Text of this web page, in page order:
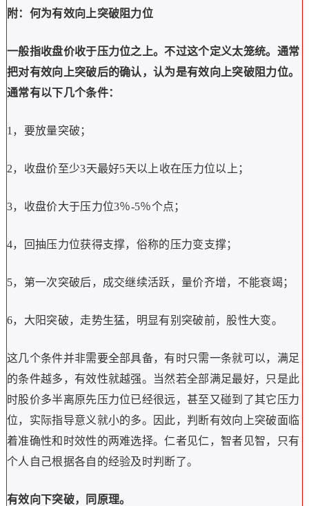
附：何为有效向上突破阻力位
一般指收盘价收于压力位之上。不过这个定义太笼统。通常
把对有效向上突破后的确认，认为是有效向上突破阻力位。
通常有以下几个条件：
1，要放量突破；
2，收盘价至少3天最好5天以上收在压力位以上；
3，收盘价大于压力位3％-5％个点；
4，回抽压力位获得支撑，俗称的压力变支撑；
5，第一次突破后，成交继续活跃，量价齐增，不能衰竭；
6，大阳突破，走势生猛，明显有别突破前，股性大变。
这几个条件并非需要全部具备，有时只需一条就可以，满足
的条件越多，有效性就越强。当然若全部满足最好，只是此
时股价多半离原先压力位已经很远，甚至又碰到了其它压力
位，实际指导意义就小的多。因此，判断有效向上突破面临
着准确性和时效性的两难选择。仁者见仁，智者见智，只有
个人自己根据各自的经验及时判断了。
有效向下突破，同原理。